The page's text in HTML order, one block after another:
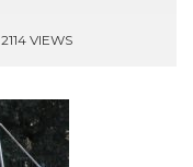
2114 VIEWS